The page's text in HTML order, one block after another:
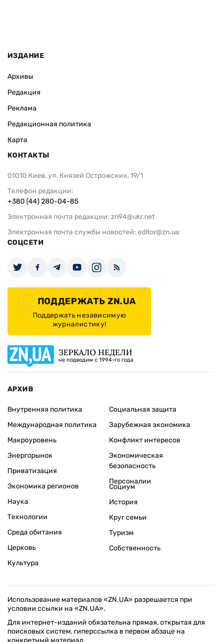
ИЗДАНИЕ
Архивы
Редакция
Реклама
Редакционная политика
Карта
КОНТАКТЫ
01010 Киев, ул. Князей Острожских, 19/1
Телефон редакции:
+380 (44) 280-04-85
Электронная почта редакции: zn94@ukr.net
Электронная почта службы новостей: editor@zn.ua
СОЦСЕТИ
ПОДДЕРЖАТЬ ZN.UA
Поддержать независимую
журналистику!
ЗЕРКАЛО НЕДЕЛИ
не подводим с 1994-го года
АРХИВ
Внутренняя политика
Международная политика
Макроуровень
Энергорынок
Приватизация
Экономика регионов
Социальная защита
Зарубежная экономика
Конфликт интересов
Экономическая
безопасность
Персоналии
Наука
Технологии
Среда обитания
Церковь
Культура
Социум
История
Круг семьи
Туризм
Собственность
Использование материалов «ZN.UA» разрешается при
условии ссылки на «ZN.UA».
Для интернет-изданий обязательна прямая, открытая для
поисковых систем, гиперссылка в первом абзаце на
конкретный материал.